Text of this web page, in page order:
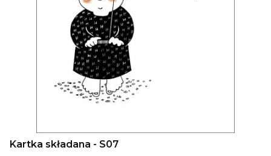
Kartka składana - S07